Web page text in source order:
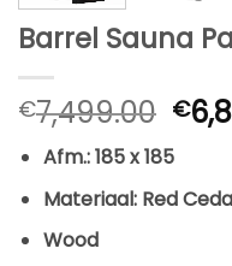
Barrel Sauna
€7,499.00
prijs
was:
€
Afm.: 185 x 185
Materiaal: Red
Wood